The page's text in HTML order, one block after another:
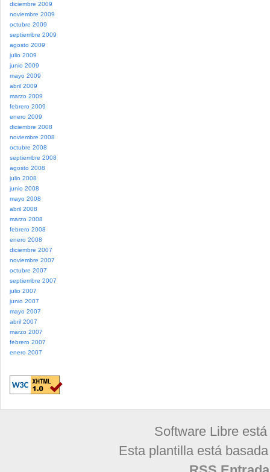
diciembre 2009
noviembre 2009
octubre 2009
septiembre 2009
agosto 2009
julio 2009
junio 2009
mayo 2009
abril 2009
marzo 2009
febrero 2009
enero 2009
diciembre 2008
noviembre 2008
octubre 2008
septiembre 2008
agosto 2008
julio 2008
junio 2008
mayo 2008
abril 2008
marzo 2008
febrero 2008
enero 2008
diciembre 2007
noviembre 2007
octubre 2007
septiembre 2007
julio 2007
junio 2007
mayo 2007
abril 2007
marzo 2007
febrero 2007
enero 2007
Software Libre
Esta plantilla está